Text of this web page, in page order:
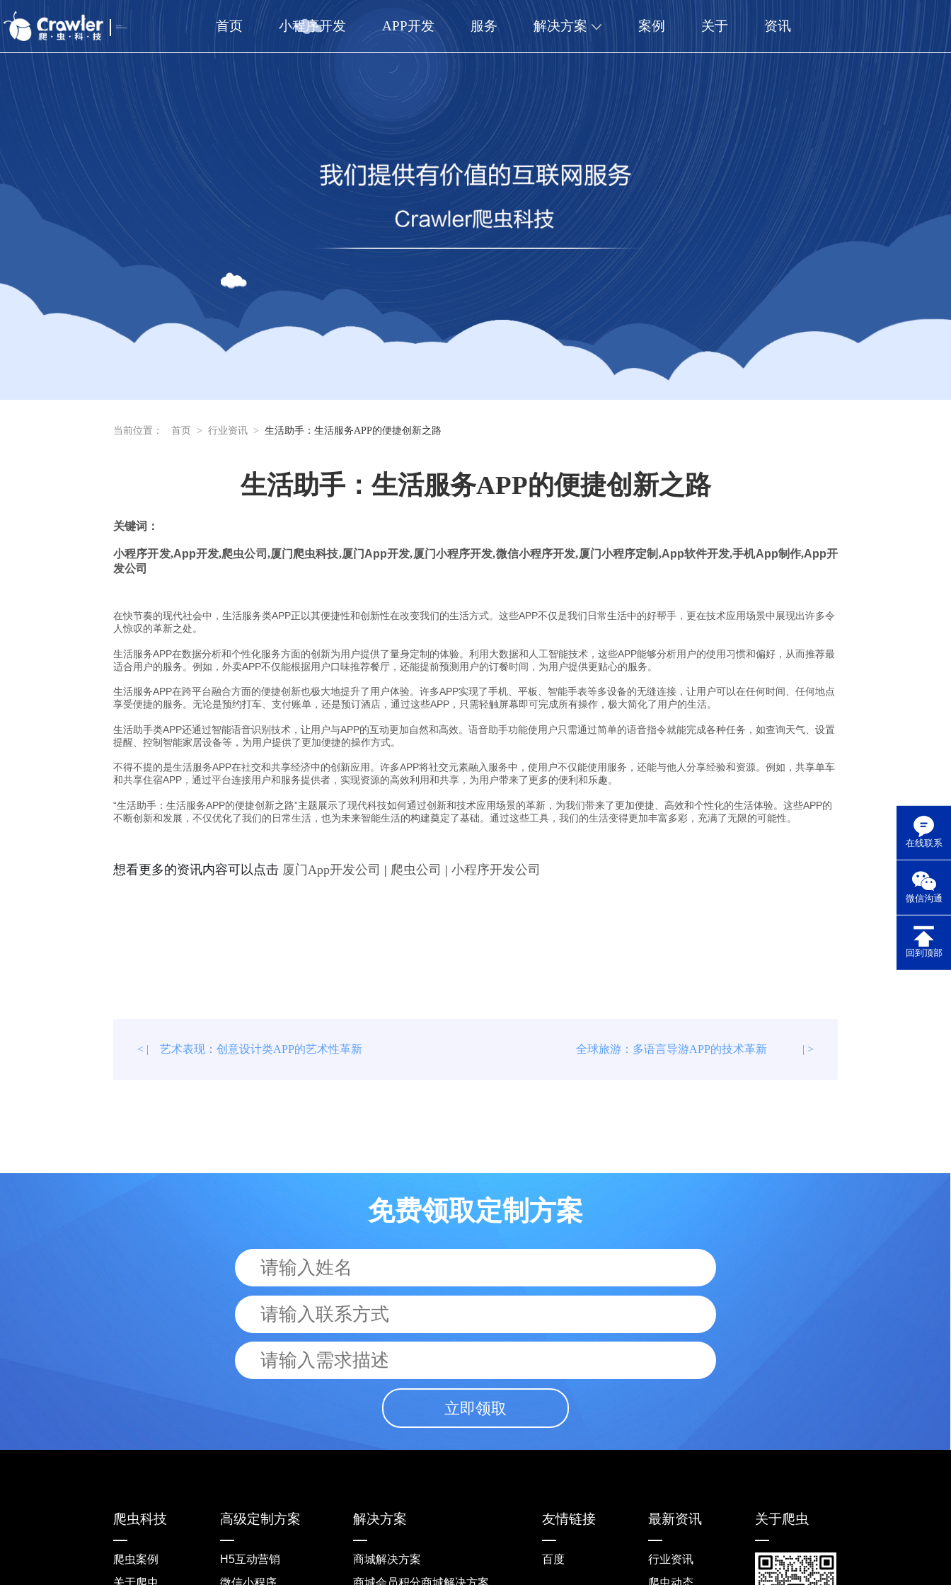
首页 小程序开发 APP开发 服务 解决方案 案例 关于 资讯
在线联系
微信沟通
回到顶部
当前位置： 首页 > 行业资讯 > 生活助手：生活服务APP的便捷创新之路
生活助手：生活服务APP的便捷创新之路
关键词：
小程序开发,App开发,爬虫公司 ,厦门爬虫科技,厦门 App开发,厦门小程序开发,微信小程序开发,厦门小程序定制,App软件开发,手机App制作,App开
发公司
在快节奏的现代社会中，生活服务类APP正以其便捷性和创新性在改变我们的生活方式。这些APP不仅是我们日常生活中的好帮手，更在技术应用场景中展现出许多令
人惊叹的革新之处。
生活服务APP在数据分析和个性化服务方面的创新为用户提供了量身定制的体验。利用大数据和人工智能技术，这些APP能够分析用户的使用习惯和偏好，从而推荐最
适合用户的服务。例如，外卖APP不仅能根据用户口味推荐餐厅，还能提前预测用户的订餐时间，为用户提供更贴心的服务。
生活服务APP在跨平台融合方面的便捷创新也极大地提升了用户体验。许多APP实现了手机、平板、智能手表等多设备的无缝连接，让用户可以在任何时间、任何地点
享受便捷的服务。无论是预约打车、支付账单，还是预订酒店，通过这些APP，只需轻触屏幕即可完成所有操作，极大简化了用户的生活。
生活助手类APP还通过智能语音识别技术，让用户与APP的互动更加自然和高效。语音助手功能使用户只需通过简单的语音指令就能完成各种任务，如查询天气、设置
提醒、控制智能家居设备等，为用户提供了更加便捷的操作方式。
不得不提的是生活服务APP在社交和共享经济中的创新应用。许多APP将社交元素融入服务中，使用户不仅能使用服务，还能与他人分享经验和资源。例如，共享单车
和共享住宿APP，通过平台连接用户和服务提供者，实现资源的高效利用和共享，为用户带来了更多的便利和乐趣。
“生活助手：生活服务APP的便捷创新之路”主题展示了现代科技如何通过创新和技术应用场景的革新，为我们带来了更加便捷、高效和个性化的生活体验。这些APP的
不断创新和发展，不仅优化了我们的日常生活，也为未来智能生活的构建奠定了基础。通过这些工具，我们的生活变得更加丰富多彩，充满了无限的可能性。
想看更多的资讯内容可以点击 厦门App开发公司 | 爬虫公司 | 小程序开发公司
< | 艺术表现：创意设计类APP的艺术性革新 全球旅游：多语言导游APP的技术革新 | >
免费领取定制方案
立即领取
爬虫科技
爬虫案例
关于爬虫
高级定制方案
H5互动营销
微信小程序
解决方案
商城解决方案
商城会员积分商城解决方案
友情链接
百度
最新资讯
行业资讯
爬虫动态
关于爬虫